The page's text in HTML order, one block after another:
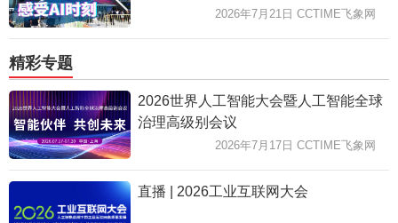
2026年7月21日 CCTIME飞象网
精彩专题
2026世界人工智能大会暨人工智能全球
治理高级别会议
2026年7月17日 CCTIME飞象网
直播 | 2026工业互联网大会